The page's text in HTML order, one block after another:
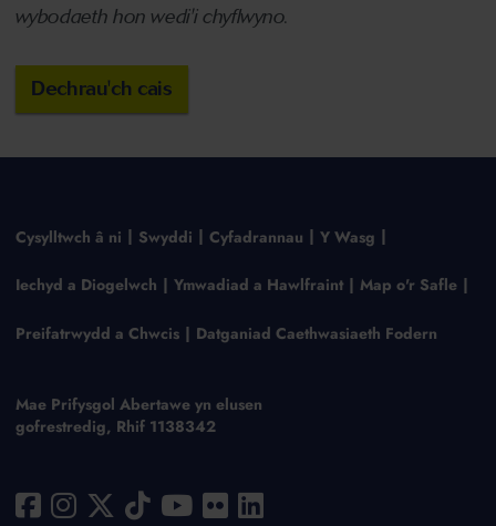
wybodaeth hon wedi'i chyflwyno.
Dechrau'ch cais
Cysylltwch â ni Swyddi Cyfadrannau Y Wasg
Iechyd a Diogelwch Ymwadiad a Hawlfraint Map o'r Safle
Preifatrwydd a Chwcis Datganiad Caethwasiaeth Fodern
Mae Prifysgol Abertawe yn elusen
gofrestredig, Rhif 1138342